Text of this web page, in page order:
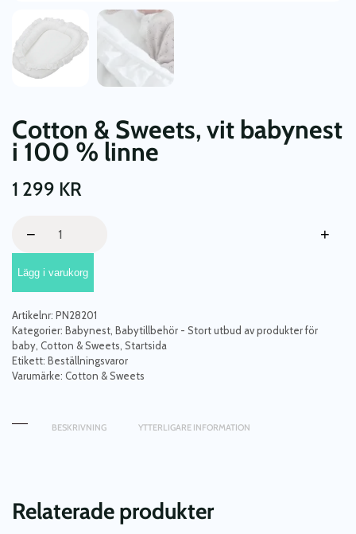
Cotton & Sweets, vit babynest
i 100 % linne
1 299 KR
Sweets,
vit
babynest
i
100
%
linne
mängd
− +
Lägg i varukorg
Artikelnr: PN28201
Kategorier: Babynest Babytillbehör - Stort utbud av produkter för
baby Cotton & Sweets Startsida
Etikett: Beställningsvaror
Varumärke: Cotton & Sweets
BESKRIVNING YTTERLIGARE INFORMATION
Relaterade produkter